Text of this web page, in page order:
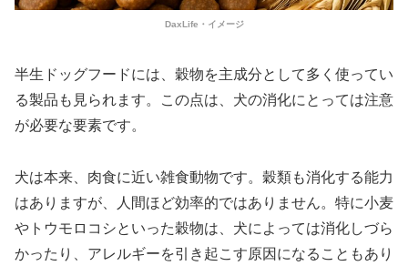
DaxLife・イメージ
半生ドッグフードには、穀物を主成分として多く使ってい
る製品も見られます。この点は、犬の消化にとっては注意
が必要な要素です。
犬は本来、肉食に近い雑食動物です。穀類も消化する能力
はありますが、人間ほど効率的ではありません。特に小麦
やトウモロコシといった穀物は、犬によっては消化しづら
かったり、アレルギーを引き起こす原因になることもあり